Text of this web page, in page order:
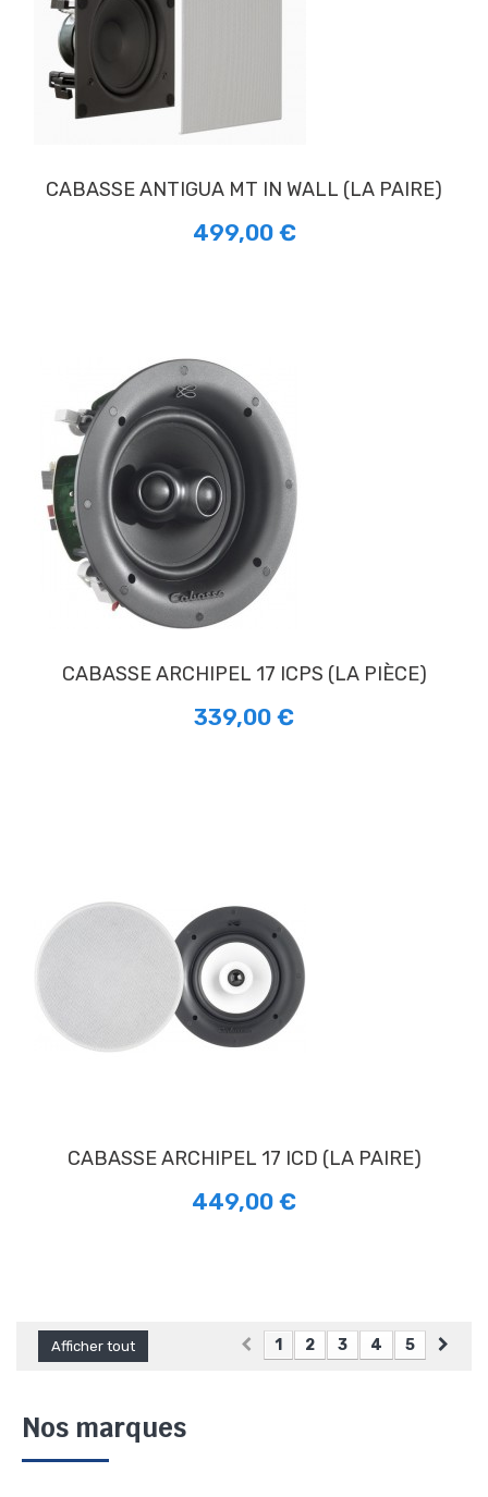
CABASSE ANTIGUA MT IN WALL (LA PAIRE)
499,00 €
CABASSE ARCHIPEL 17 ICPS (LA PIÈCE)
339,00 €
CABASSE ARCHIPEL 17 ICD (LA PAIRE)
449,00 €
Afficher tout 1 2 3 4 5
Nos marques